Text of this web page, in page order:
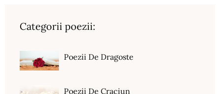
Categorii poezii:
Poezii De Dragoste
Poezii De Craciun